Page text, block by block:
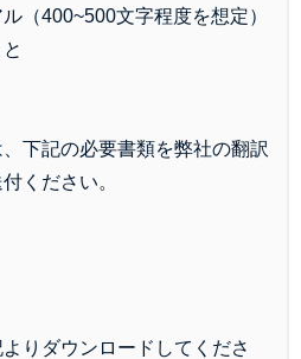
（400~500文字程度を想定）
下記の必要書類を弊社の翻訳
ください。
りダウンロードしてくださ